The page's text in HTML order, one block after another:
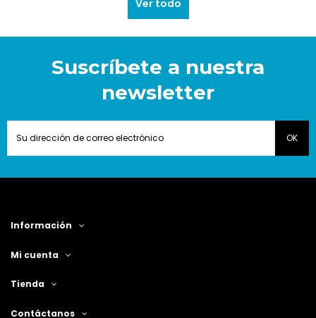
Ver todo
Suscríbete a nuestra
newsletter
Información
Mi cuenta
Tienda
Contáctanos